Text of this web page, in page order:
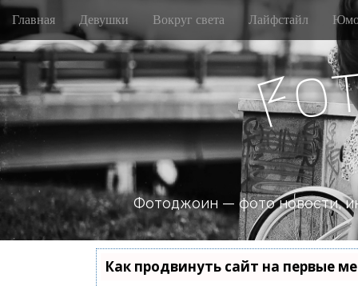
M
i
n
m
e
n
u
S
i
p
t
o
c
o
n
t
e
Главная Девушки Вокруг света Лайфстайл
Fo
Фотоджоин — фото новости,
Как продвинуть сайт на первые